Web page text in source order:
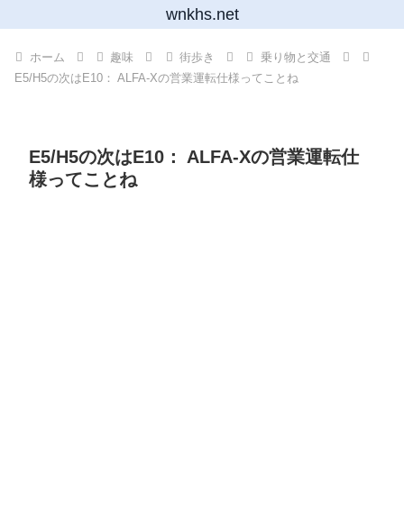
wnkhs.net
ホーム 趣味 街歩き
乗り物と交通
E5/H5の次はE10： ALFA-Xの営業運転仕様ってことね
E5/H5の次はE10： ALFA-Xの営業運転仕
様ってことね